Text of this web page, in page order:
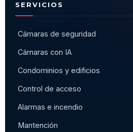
SERVICIOS
Cámaras de seguridad
Cámaras con IA
Condominios y edificios
Control de acceso
Alarmas e incendio
Mantención